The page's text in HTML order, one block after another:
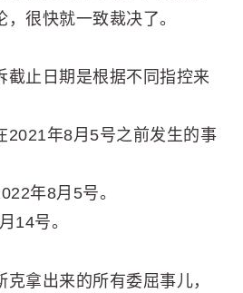
很快就一致裁决了。
截止日期是根据不同指控来
2021年8月5号之前发生的事
年8月5号。
14号。
拿出来的所有委屈事儿，